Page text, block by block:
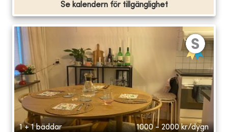
Se kalendern för tillgänglighet
1 + 1 bäddar 1000 - 2000 kr/dygn